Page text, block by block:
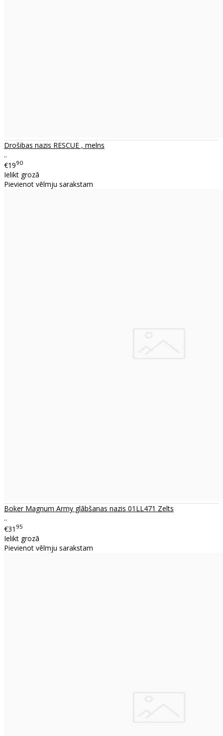
Drošibas nazis RESCUE , melns
..
€1990
Ielikt grozā
Pievienot vēlmju sarakstam
Boker Magnum Army glābšanas nazis 01LL471 Zelts
..
€31 95
Ielikt grozā
Pievienot vēlmju sarakstam